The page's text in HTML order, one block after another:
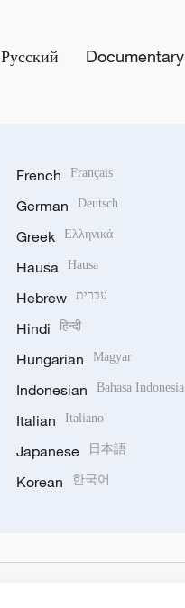
Русский Documentary
French Français
German Deutsch
Greek Ελληνικά
Hausa Hausa
Hebrew עברית
Hindi हिन्दी
Hungarian Magyar
Indonesian Bahasa Indonesia
Italian Italiano
Japanese 日本語
Korean 한국어